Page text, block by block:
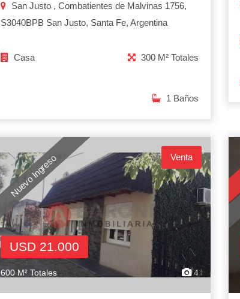
San Justo , Combatientes de Malvinas 1756,
S3040BPB San Justo, Santa Fe, Argentina
Casa 300 M² Totales
1 Baños
Nuevo Ingreso Venta
USD 21.000
600 M² Totales 4